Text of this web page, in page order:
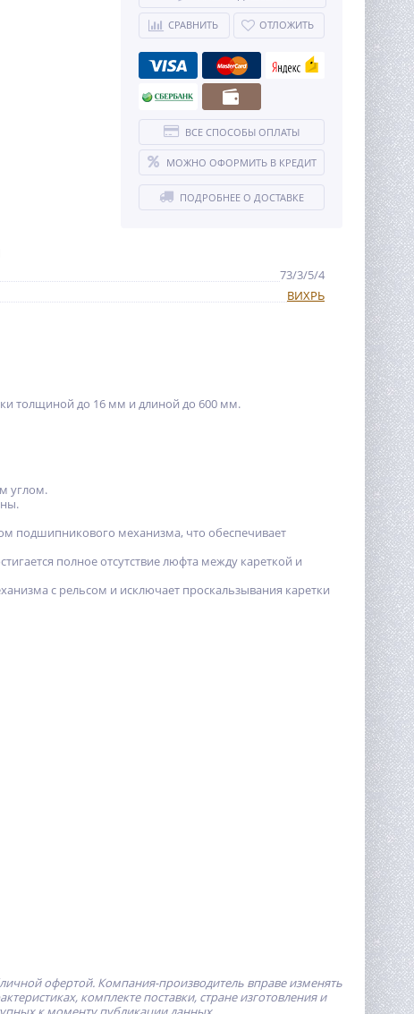
СРАВНИТЬ ОТЛОЖИТЬ
ВСЕ СПОСОБЫ ОПЛАТЫ
МОЖНО ОФОРМИТЬ В КРЕДИТ
ПОДРОБНЕЕ О ДОСТАВКЕ
73/3/5/4
ВИХРЬ
толщиной до 16 мм и длиной до 600 мм.
углом.
подшипникового механизма, что обеспечивает
полное отсутствие люфта между кареткой и
с рельсом и исключает проскальзывания каретки
офертой. Компания-производитель вправе изменять
комплекте поставки, стране изготовления и